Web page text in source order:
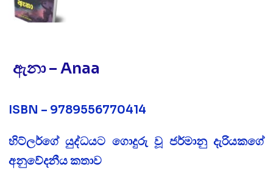
ඇනා – Anaa
ISBN – 9789556770414
හිට්ලර්ගේ යුද්ධයට ගොදුරු වූ ජර්මානු දැරියකගේ
අනුවේදනීය කතාව